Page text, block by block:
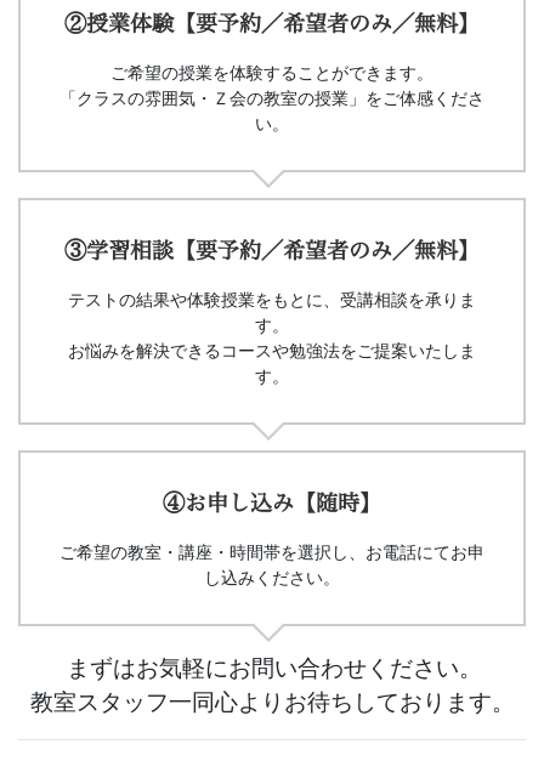
②授業体験【要予約／希望者のみ／無料】
ご希望の授業を体験することができます。
「クラスの雰囲気・Ｚ会の教室の授業」をご体感くださ
い。
③学習相談【要予約／希望者のみ／無料】
テストの結果や体験授業をもとに、受講相談を承りま
す。
お悩みを解決できるコースや勉強法をご提案いたしま
す。
④お申し込み【随時】
ご希望の教室・講座・時間帯を選択し、お電話にてお申
し込みください。
まずはお気軽にお問い合わせください。
教室スタッフ一同心よりお待ちしております。